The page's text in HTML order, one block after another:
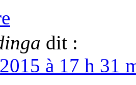
dit :
à 17 h 31